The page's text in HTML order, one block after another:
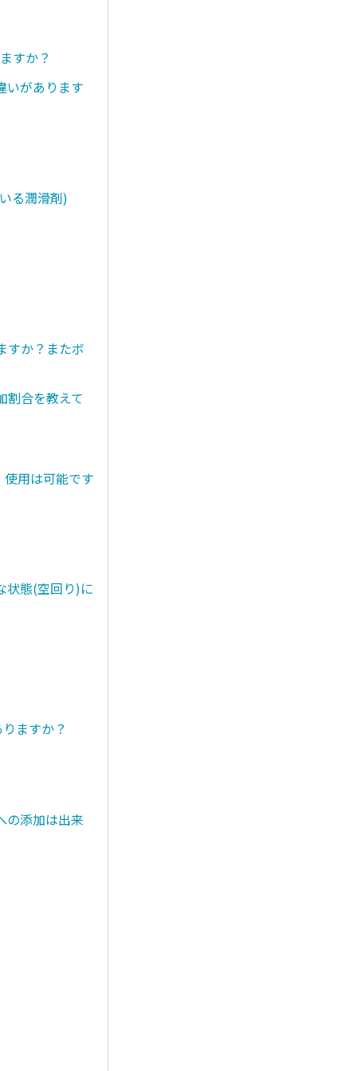
すか？
いがあります
る潤滑剤)
すか？またボ
割合を教えて
用は可能です
状態(空回り)に
ますか？
の添加は出来